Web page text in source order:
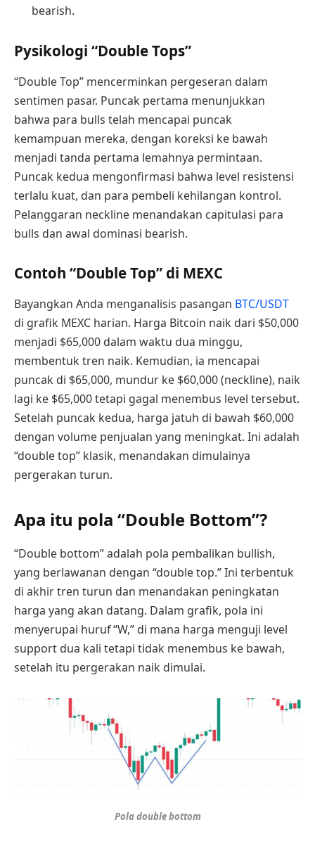
bearish.
Pysikologi “Double Tops”
“Double Top” mencerminkan pergeseran dalam
sentimen pasar. Puncak pertama menunjukkan
bahwa para bulls telah mencapai puncak
kemampuan mereka, dengan koreksi ke bawah
menjadi tanda pertama lemahnya permintaan.
Puncak kedua mengonfirmasi bahwa level resistensi
terlalu kuat, dan para pembeli kehilangan kontrol.
Pelanggaran neckline menandakan capitulasi para
bulls dan awal dominasi bearish.
Contoh “Double Top” di MEXC
Bayangkan Anda menganalisis pasangan BTC/USDT
di grafik MEXC harian. Harga Bitcoin naik dari $50,000
menjadi $65,000 dalam waktu dua minggu,
membentuk tren naik. Kemudian, ia mencapai
puncak di $65,000, mundur ke $60,000 (neckline), naik
lagi ke $65,000 tetapi gagal menembus level tersebut.
Setelah puncak kedua, harga jatuh di bawah $60,000
dengan volume penjualan yang meningkat. Ini adalah
“double top” klasik, menandakan dimulainya
pergerakan turun.
Apa itu pola “Double Bottom”?
“Double bottom” adalah pola pembalikan bullish,
yang berlawanan dengan “double top.” Ini terbentuk
di akhir tren turun dan menandakan peningkatan
harga yang akan datang. Dalam grafik, pola ini
menyerupai huruf “W,” di mana harga menguji level
support dua kali tetapi tidak menembus ke bawah,
setelah itu pergerakan naik dimulai.
Pola double bottom